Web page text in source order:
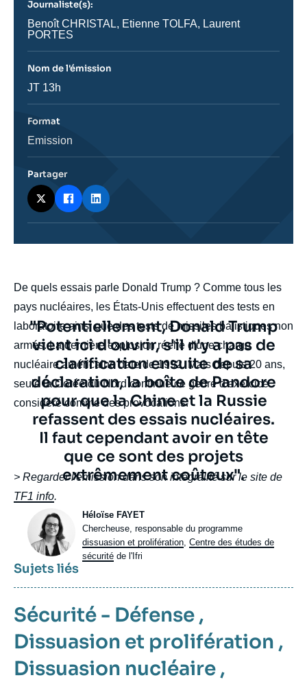
body
De quels essais parle Donald Trump ? Comme tous les
pays nucléaires, les États-Unis effectuent des tests en
laboratoire ainsi que des tests de missiles balistiques non
armés. La dernière explosion réelle d'une charge
nucléaire américaine date de 1992. Mais depuis 20 ans,
seule la Corée du Nord continue ce genre d'exercice
considéré comme des provocations.
Texte
citation
"Potentiellement, Donald Trump
vient ici d'ouvrir, s'il n'y a pas de
clarification ensuite de sa
déclaration, la boîte de Pandore
pour que la Chine et la Russie
refassent des essais nucléaires.
Il faut cependant avoir en tête
que ce sont des projets
extrêmement coûteux".
Photo
Héloïse FAYET
Intitulé
du
poste
Chercheuse, responsable du programme
dissuasion et prolifération ,Centre des études de
sécurité de l'Ifri
body
> Regarder l'émission dans son intégralité sur le site de
TF1 info.
ou
émission
Journaliste(s):
Journaliste
Benoît CHRISTAL, Etienne TOLFA, Laurent
PORTES
Nom de l'émission
Nom
JT 13h
Format
Catégorie
Emission
Partager
Sujets liés
Sécurité - Défense ,
Dissuasion et prolifération ,
Dissuasion nucléaire ,